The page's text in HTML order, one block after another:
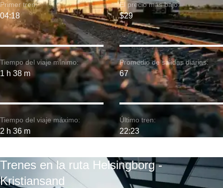
Tiempo del viaje mínimo:
1 h 38 m
Primer tren:
04:18
Tiempo del viaje máximo:
2 h 36 m
El precio más bajo:
$29
Promedio de salidas diarias:
67
Último tren:
22:23
Trenes en la ruta Helsingborg -
Kristiansand